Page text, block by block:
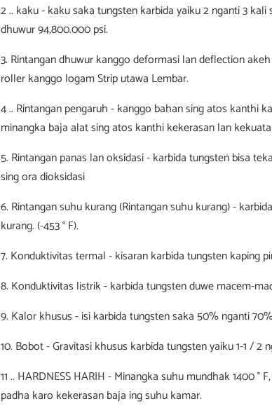
2 .. kaku - kaku saka tungsten karbida yaiku 2 nganti 3
dhuwur 94,800.000 psi.
3. Rintangan dhuwur kanggo deformasi lan deflection
roller kanggo logam Strip utawa Lembar.
4 .. Rintangan pengaruh - kanggo bahan sing atos kanthi
minangka baja alat sing atos kanthi kekerasan lan
5. Rintangan panas lan oksidasi - karbida tungsten bisa
sing ora dioksidasi
6. Rintangan suhu kurang (Rintangan suhu kurang) -
kurang. (-453 ° F).
7. Konduktivitas termal - kisaran karbida tungsten kaping
8. Konduktivitas listrik - karbida tungsten duwe macem-
9. Kalor khusus - isi karbida tungsten saka 50% nganti
10. Bobot - Gravitasi khusus karbida tungsten yaiku 1-1 / 2
11 .. HARDNESS HARIH - Minangka suhu mundhak 1400
padha karo kekerasan baja ing suhu kamar.